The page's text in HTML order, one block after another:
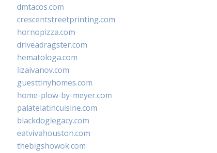
dmtacos.com
crescentstreetprinting.com
hornopizza.com
driveadragster.com
hematologa.com
lizaivanov.com
guesttinyhomes.com
home-plow-by-meyer.com
palatelatincuisine.com
blackdoglegacy.com
eatvivahouston.com
thebigshowok.com